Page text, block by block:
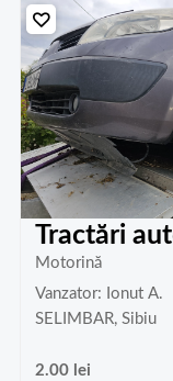
Tractări
Motorină
Vanzator: Ionut A.
SELIMBAR, Sibiu
2.00 lei